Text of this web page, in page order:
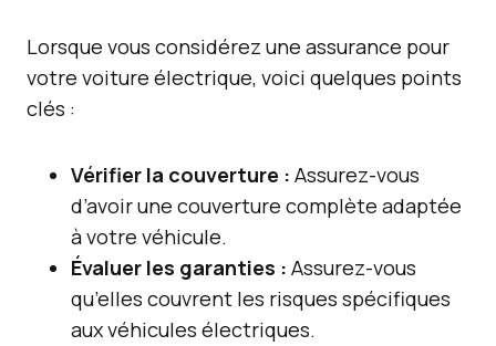
Lorsque vous considérez une assurance pour
votre voiture électrique, voici quelques points
clés :
Vérifier la couverture : Assurez-vous
d’avoir une couverture complète adaptée
à votre véhicule.
Évaluer les garanties : Assurez-vous
qu’elles couvrent les risques spécifiques
aux véhicules électriques.